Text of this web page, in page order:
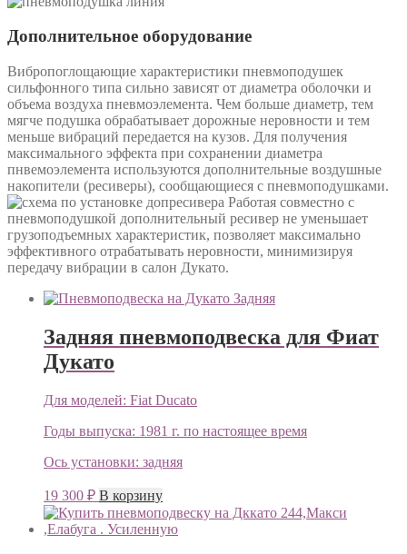
Дополнительное оборудование
Вибропоглощающие характеристики пневмоподушек
сильфонного типа сильно зависят от диаметра оболочки и
объема воздуха пневмоэлемента. Чем больше диаметр, тем
мягче подушка обрабатывает дорожные неровности и тем
меньше вибраций передается на кузов. Для получения
максимального эффекта при сохранении диаметра
пнвемоэлемента используются дополнительные воздушные
накопители (ресиверы), сообщающиеся с пневмоподушками.
Работая совместно с
пневмоподушкой дополнительный ресивер не уменьшает
грузоподъемных характеристик, позволяет максимально
эффективного отрабатывать неровности, минимизируя
передачу вибрации в салон Дукато.
Задняя пневмоподвеска для Фиат
Дукато
Для моделей: Fiat Ducato
Годы выпуска: 1981 г. по настоящее время
Ось установки: задняя
19 300 ₽ В корзину